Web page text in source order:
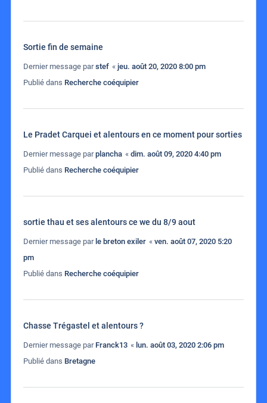
Sortie fin de semaine
Dernier message parstef « jeu. août 20, 2020 8:00 pm
Publié dans Recherche coéquipier
Le Pradet Carquei et alentours en ce moment pour sorties
Dernier message parplancha « dim. août 09, 2020 4:40 pm
Publié dans Recherche coéquipier
sortie thau et ses alentours ce we du 8/9 aout
Dernier message par le breton exiler « ven. août 07, 2020 5:20
pm
Publié dans Recherche coéquipier
Chasse Trégastel et alentours ?
Dernier message par Franck13 « lun. août 03, 2020 2:06 pm
Publié dans Bretagne